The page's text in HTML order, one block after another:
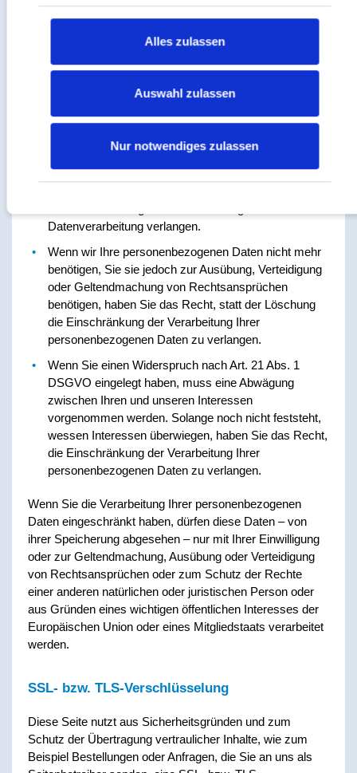
Datenschutzerklärung|Impressum
Alles zulassen
Auswahl zulassen
Nur notwendiges zulassen
Einschränkung der Verarbeitung besteht in folgenden
Wenn Sie die Richtigkeit Ihrer bei uns gespeicherten
in der Regel Zeit, um dies zu überprüfen. Für die
Dauer der Prüfung haben Sie das Recht, die
personenbezogenen Daten zu verlangen.
Wenn die Verarbeitung Ihrer personenbezogenen
Datenverarbeitung verlangen.
Wenn wir Ihre personenbezogenen Daten nicht mehr
benötigen, Sie sie jedoch zur Ausübung, Verteidigung
oder Geltendmachung von Rechtsansprüchen
benötigen, haben Sie das Recht, statt der Löschung
die Einschränkung der Verarbeitung Ihrer
personenbezogenen Daten zu verlangen.
Wenn Sie einen Widerspruch nach Art. 21 Abs. 1
DSGVO eingelegt haben, muss eine Abwägung
zwischen Ihren und unseren Interessen
vorgenommen werden. Solange noch nicht feststeht,
wessen Interessen überwiegen, haben Sie das Recht,
die Einschränkung der Verarbeitung Ihrer
personenbezogenen Daten zu verlangen.
Wenn Sie die Verarbeitung Ihrer personenbezogenen
Daten eingeschränkt haben, dürfen diese Daten – von
ihrer Speicherung abgesehen – nur mit Ihrer Einwilligung
oder zur Geltendmachung, Ausübung oder Verteidigung
von Rechtsansprüchen oder zum Schutz der Rechte
einer anderen natürlichen oder juristischen Person oder
aus Gründen eines wichtigen öffentlichen Interesses der
Europäischen Union oder eines Mitgliedstaats verarbeitet
werden.
SSL- bzw. TLS-Verschlüsselung
Diese Seite nutzt aus Sicherheitsgründen und zum
Schutz der Übertragung vertraulicher Inhalte, wie zum
Beispiel Bestellungen oder Anfragen, die Sie an uns als